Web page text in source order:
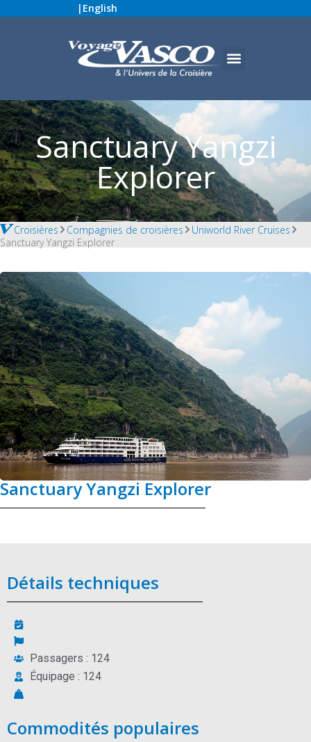
| English
Sanctuary Yangzi
Explorer
Croisières Compagnies de croisières
Uniworld River Cruises
Sanctuary Yangzi Explorer
Sanctuary Yangzi Explorer
Détails techniques
Passagers : 124
Équipage : 124
Commodités populaires